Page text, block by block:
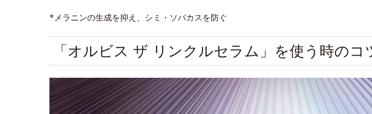
*メラニンの生成を抑え、シミ・ソバカスを防ぐ
「オルビス ザ リンクルセラム」を使う時のコ